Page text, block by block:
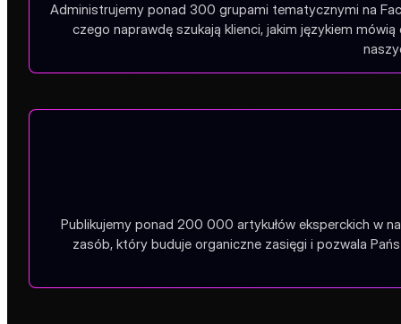
Administrujemy ponad 300 grupami tematycznymi na
czego naprawdę szukają klienci, jakim językiem
Publikujemy ponad 200 000 artykułów eksperckich w
zasób, który buduje organiczne zasięgi i pozwala